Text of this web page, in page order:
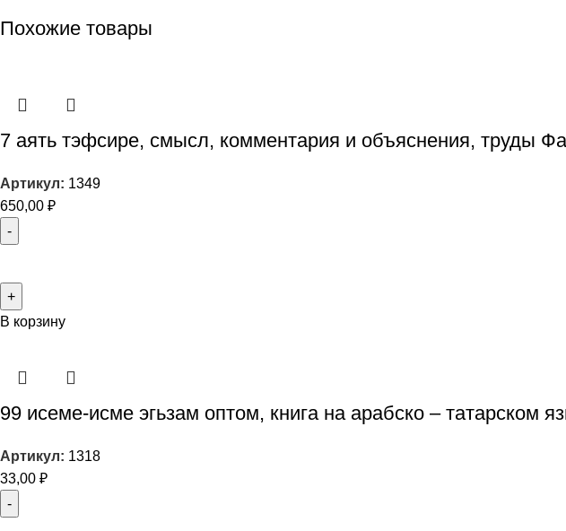
Похожие товары
7 аять тэфсире, смысл, комментария и объяснения, труды
Артикул: 1349
650,00 ₽
В корзину
99 исеме-исме эгьзам оптом, книга на арабско – татарском
Артикул: 1318
33,00 ₽